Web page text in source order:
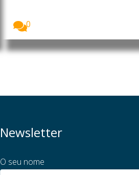
0
Newsletter
O seu nome